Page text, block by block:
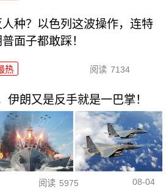
人种？以色列这波操作，连特
普面子都敢踩！
热 阅读 7134
伊朗又是反手就是一巴掌！
阅读 5975 08-04